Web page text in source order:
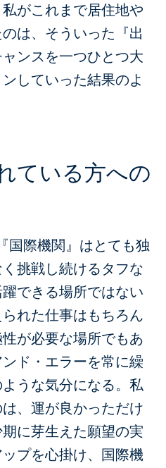
がこれまで居住地や
は、そういった『出
ンスを一つひとつ大
していった結果のよ
ている方への
国際機関』はとても独
挑戦し続けるタフな
できる場所ではない
れた仕事はもちろん
が必要な場所でもあ
ド・エラーを常に繰
うな気分になる。私
、運が良かっただけ
に芽生えた願望の実
プを心掛け、国際機